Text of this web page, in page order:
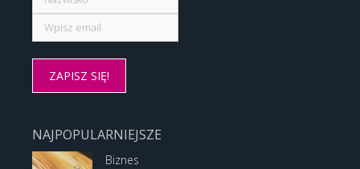
NAJPOPULARNIEJSZE
Biznes